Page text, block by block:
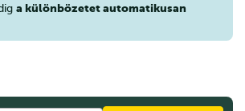
a különbözetet automatikusan